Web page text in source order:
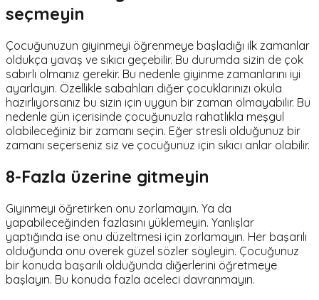
seçmeyin
Çocuğunuzun giyinmeyi öğrenmeye başladığı ilk zamanlar
oldukça yavaş ve sıkıcı geçebilir. Bu durumda sizin de çok
sabırlı olmanız gerekir. Bu nedenle giyinme zamanlarını iyi
ayarlayın. Özellikle sabahları diğer çocuklarınızı okula
hazırlıyorsanız bu sizin için uygun bir zaman olmayabilir. Bu
nedenle gün içerisinde çocuğunuzla rahatlıkla meşgul
olabileceğiniz bir zamanı seçin. Eğer stresli olduğunuz bir
zamanı seçerseniz siz ve çocuğunuz için sıkıcı anlar olabilir.
8-Fazla üzerine gitmeyin
Giyinmeyi öğretirken onu zorlamayın. Ya da
yapabileceğinden fazlasını yüklemeyin. Yanlışlar
yaptığında ise onu düzeltmesi için zorlamayın. Her başarılı
olduğunda onu överek güzel sözler söyleyin. Çocuğunuz
bir konuda başarılı olduğunda diğerlerini öğretmeye
başlayın. Bu konuda fazla aceleci davranmayın.